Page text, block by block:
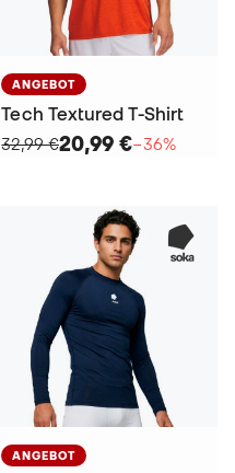
ANGEBOT
Tech Textured T-Shirt
32,99 €20,99 €−36%
ANGEBOT